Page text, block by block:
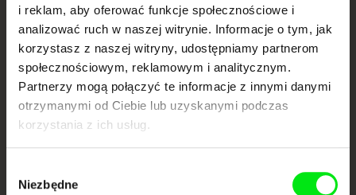
i reklam, aby oferować funkcje społecznościowe i
analizować ruch w naszej witrynie. Informacje o tym, jak
korzystasz z naszej witryny, udostępniamy partnerom
społecznościowym, reklamowym i analitycznym.
Partnerzy mogą połączyć te informacje z innymi danymi
otrzymanymi od Ciebie lub uzyskanymi podczas
korzystania z ich usług.
zgody
Niezbędne
Portal DAFilms.pl powstał w wyniku inicjatywy Doc Alliance, kreatywnej
współpracy 7 europejskich festiwali kina dokumentalnego. Naszym celem
jest przesuwać granice filmu dokumentalnego, wspierać jego
różnorodność i promować wartościowe autorskie filmy.
Członkowie Doc Alliance